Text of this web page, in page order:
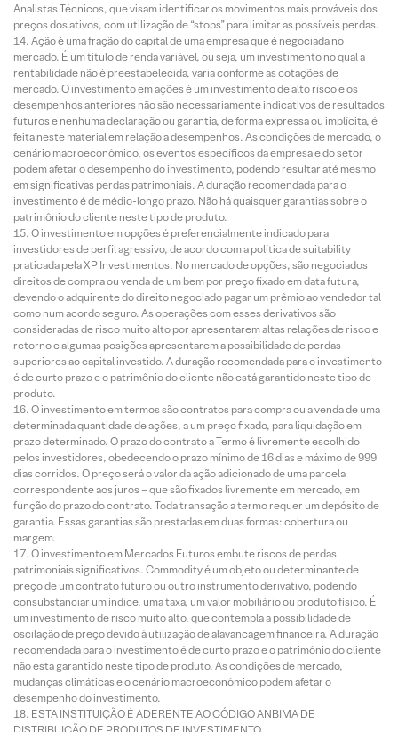
Analistas Técnicos, que visam identificar os movimentos mais prováveis dos
preços dos ativos, com utilização de “stops” para limitar as possíveis perdas.
Ação é uma fração do capital de uma empresa que é negociada no
mercado. É um título de renda variável, ou seja, um investimento no qual a
rentabilidade não é preestabelecida, varia conforme as cotações de
mercado. O investimento em ações é um investimento de alto risco e os
desempenhos anteriores não são necessariamente indicativos de resultados
futuros e nenhuma declaração ou garantia, de forma expressa ou implícita, é
feita neste material em relação a desempenhos. As condições de mercado, o
cenário macroeconômico, os eventos específicos da empresa e do setor
podem afetar o desempenho do investimento, podendo resultar até mesmo
em significativas perdas patrimoniais. A duração recomendada para o
investimento é de médio-longo prazo. Não há quaisquer garantias sobre o
patrimônio do cliente neste tipo de produto.
O investimento em opções é preferencialmente indicado para
investidores de perfil agressivo, de acordo com a política de suitability
praticada pela XP Investimentos. No mercado de opções, são negociados
direitos de compra ou venda de um bem por preço fixado em data futura,
devendo o adquirente do direito negociado pagar um prêmio ao vendedor tal
como num acordo seguro. As operações com esses derivativos são
consideradas de risco muito alto por apresentarem altas relações de risco e
retorno e algumas posições apresentarem a possibilidade de perdas
superiores ao capital investido. A duração recomendada para o investimento
é de curto prazo e o patrimônio do cliente não está garantido neste tipo de
produto.
O investimento em termos são contratos para compra ou a venda de uma
determinada quantidade de ações, a um preço fixado, para liquidação em
prazo determinado. O prazo do contrato a Termo é livremente escolhido
pelos investidores, obedecendo o prazo mínimo de 16 dias e máximo de 999
dias corridos. O preço será o valor da ação adicionado de uma parcela
correspondente aos juros – que são fixados livremente em mercado, em
função do prazo do contrato. Toda transação a termo requer um depósito de
garantia. Essas garantias são prestadas em duas formas: cobertura ou
margem.
O investimento em Mercados Futuros embute riscos de perdas
patrimoniais significativos. Commodity é um objeto ou determinante de
preço de um contrato futuro ou outro instrumento derivativo, podendo
consubstanciar um índice, uma taxa, um valor mobiliário ou produto físico. É
um investimento de risco muito alto, que contempla a possibilidade de
oscilação de preço devido à utilização de alavancagem financeira. A duração
recomendada para o investimento é de curto prazo e o patrimônio do cliente
não está garantido neste tipo de produto. As condições de mercado,
mudanças climáticas e o cenário macroeconômico podem afetar o
desempenho do investimento.
ESTA INSTITUIÇÃO É ADERENTE AO CÓDIGO ANBIMA DE